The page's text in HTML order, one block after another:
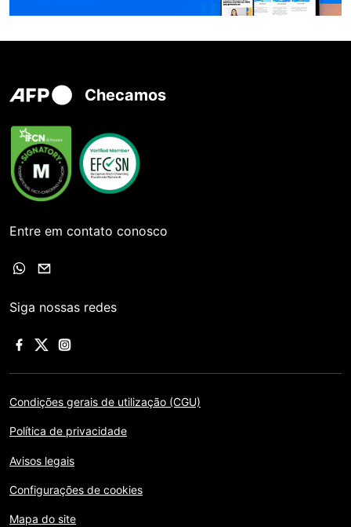
Checamos
Entre em contato conosco
Siga nossas redes
Condições gerais de utilização (CGU)
Política de privacidade
Avisos legais
Configurações de cookies
Mapa do site